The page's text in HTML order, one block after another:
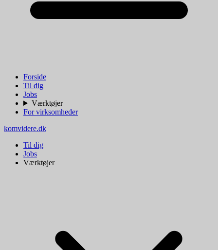
Forside
Til dig
Jobs
Værktøjer
For virksomheder
komvidere.dk
Til dig
Jobs
Værktøjer